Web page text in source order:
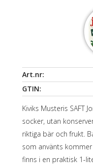
Art.nr:
GTIN:
Kiviks Musteris SAFT
socker, utan
riktiga bär och frukt.
som använts kommer
finns i en praktisk 1-